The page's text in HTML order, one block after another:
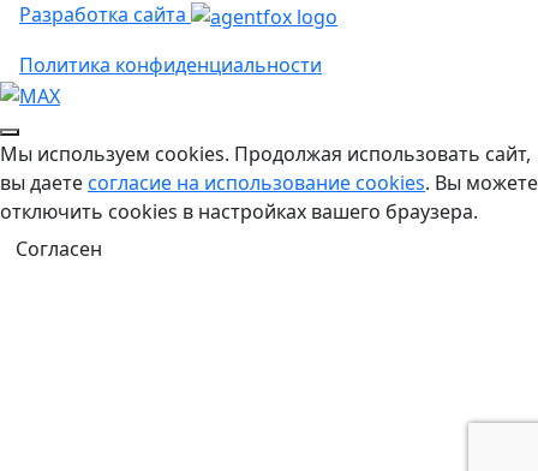
Разработка сайта
Политика конфиденциальности
Мы используем cookies. Продолжая использовать сайт,
вы даетесогласие на использование cookies. Вы можете
отключить cookies в настройках вашего браузера.
Согласен